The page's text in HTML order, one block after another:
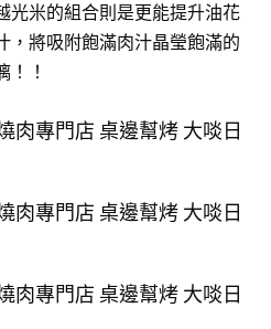
光米的組合則是更能提升油花
，將吸附飽滿肉汁晶瑩飽滿的
！！